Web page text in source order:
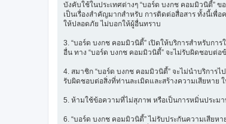
บังคับใช้ในประเทศต่างๆ “บอร์ด บงกช คอมมิวนิตี้”
เป็นเรื่องสำคัญมากสำหรับ การติดต่อสื่อสาร ทั้งนี้เพื่
ให้ปลอดภัย ไม่บอกให้ผู้อื่นทราบ
3. “บอร์ด บงกช คอมมิวนิตี้” เปิดให้บริการสำหรับกา
อื่น ทาง “บอร์ด บงกช คอมมิวนิตี้” จะไม่รับผิดชอบต่อ
4. สมาชิก “บอร์ด บงกช คอมมิวนิตี้” จะไม่นำบริการ
รับผิดชอบต่อสิ่งที่ท่านละเมิดและสร้างความเสียหาย
5. ห้ามใช้ข้อความที่ไม่สุภาพ หรือเป็นการหมิ่นประม
6. “บอร์ด บงกช คอมมิวนิตี้” ไม่รับประกันความเสียห